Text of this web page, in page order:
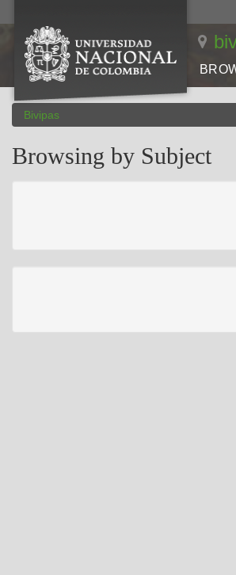
Bivipas
Browsing by Subject